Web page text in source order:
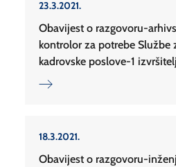
23.3.2021.
Obavijest o razgovoru-
kontrolor za potrebe Službe
kadrovske poslove-1
18.3.2021.
Obavijest o razgovoru-